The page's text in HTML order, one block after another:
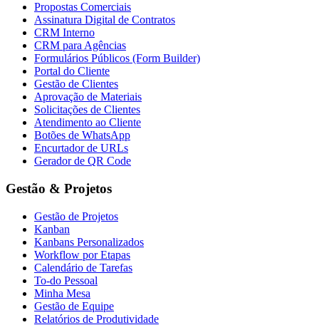
Propostas Comerciais
Assinatura Digital de Contratos
CRM Interno
CRM para Agências
Formulários Públicos (Form Builder)
Portal do Cliente
Gestão de Clientes
Aprovação de Materiais
Solicitações de Clientes
Atendimento ao Cliente
Botões de WhatsApp
Encurtador de URLs
Gerador de QR Code
Gestão & Projetos
Gestão de Projetos
Kanban
Kanbans Personalizados
Workflow por Etapas
Calendário de Tarefas
To-do Pessoal
Minha Mesa
Gestão de Equipe
Relatórios de Produtividade